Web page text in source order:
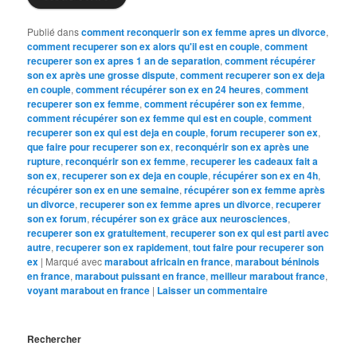
Publié danscomment reconquerir son ex femme apres un divorce,
comment recuperer son ex alors qu'il est en couple,comment
recuperer son ex apres 1 an de separation,comment récupérer
son ex après une grosse dispute,comment recuperer son ex deja
en couple,comment récupérer son ex en 24 heures,comment
recuperer son ex femme,comment récupérer son ex femme,
comment récupérer son ex femme qui est en couple,comment
recuperer son ex qui est deja en couple,forum recuperer son ex,
que faire pour recuperer son ex,reconquérir son ex après une
rupture,reconquérir son ex femme,recuperer les cadeaux fait a
son ex,recuperer son ex deja en couple,récupérer son ex en 4h,
récupérer son ex en une semaine,récupérer son ex femme après
un divorce,recuperer son ex femme apres un divorce,recuperer
son ex forum,récupérer son ex grâce aux neurosciences,
recuperer son ex gratuitement,recuperer son ex qui est parti avec
autre,recuperer son ex rapidement,tout faire pour recuperer son
ex | Marqué avecmarabout africain en france,marabout béninois
en france,marabout puissant en france,meilleur marabout france,
voyant marabout en france | Laisser un commentaire
Rechercher